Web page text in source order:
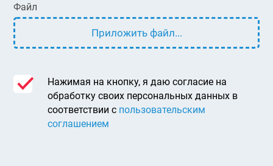
Файл
Приложить файл...
Нажимая на кнопку, я даю согласие на
обработку своих персональных данных в
соответствии с пользовательским
соглашением